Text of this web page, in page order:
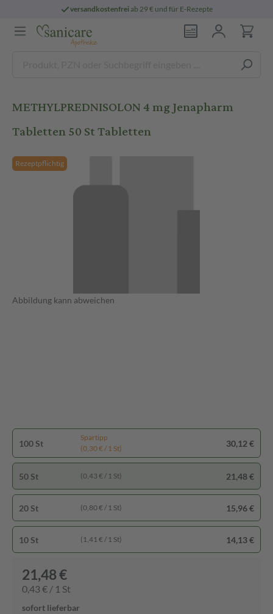
versandkostenfreiab 29 € und für E-Rezepte
METHYLPREDNISOLON 4 mg Jenapharm
Tabletten 50 St Tabletten
Rezeptpflichtig
Abbildung kann abweichen
100 St
Spartipp
(0,30 € / 1 St)
30,12 €
50 St (0,43 € / 1 St) 21,48 €
20 St (0,80 € / 1 St) 15,96 €
10 St (1,41 € / 1 St) 14,13 €
21,48 €
0,43 € / 1 St
sofort lieferbar